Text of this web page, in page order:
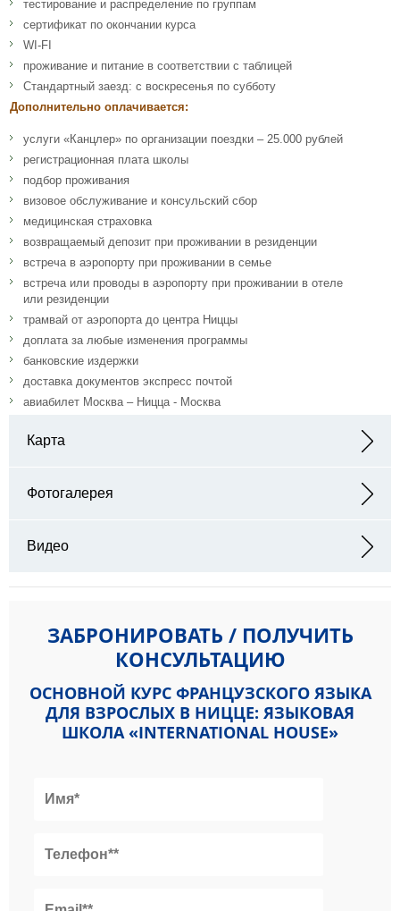
тестирование и распределение по группам
сертификат по окончании курса
WI-FI
проживание и питание в соответствии с таблицей
Стандартный заезд: с воскресенья по субботу
Дополнительно оплачивается:
услуги «Канцлер» по организации поездки – 25.000 рублей
регистрационная плата школы
подбор проживания
визовое обслуживание и консульский сбор
медицинская страховка
возвращаемый депозит при проживании в резиденции
встреча в аэропорту при проживании в семье
встреча или проводы в аэропорту при проживании в отеле
или резиденции
трамвай от аэропорта до центра Ниццы
доплата за любые изменения программы
банковские издержки
доставка документов экспресс почтой
авиабилет Москва – Ницца - Москва
Карта
Фотогалерея
Видео
ЗАБРОНИРОВАТЬ / ПОЛУЧИТЬ
КОНСУЛЬТАЦИЮ
ОСНОВНОЙ КУРС ФРАНЦУЗСКОГО ЯЗЫКА
ДЛЯ ВЗРОСЛЫХ В НИЦЦЕ: ЯЗЫКОВАЯ
ШКОЛА «INTERNATIONAL HOUSE»